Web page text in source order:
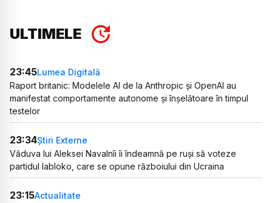
ULTIMELE
23:45Lumea Digitală
Raport britanic: Modelele AI de la Anthropic și OpenAI au
manifestat comportamente autonome și înșelătoare în timpul
testelor
23:34Știri Externe
Văduva lui Aleksei Navalnîi îi îndeamnă pe ruși să voteze
partidul Iabloko, care se opune războiului din Ucraina
23:15Actualitate